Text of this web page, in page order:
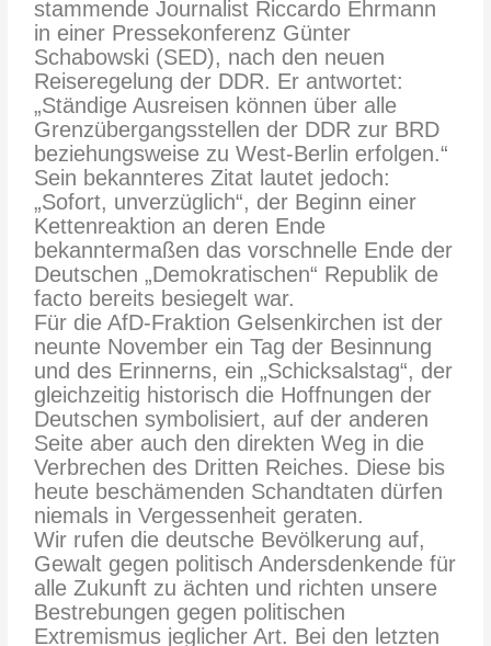
stammende Journalist Riccardo Ehrmann
in einer Pressekonferenz Günter
Schabowski (SED), nach den neuen
Reiseregelung der DDR. Er antwortet:
„Ständige Ausreisen können über alle
Grenzübergangsstellen der DDR zur BRD
beziehungsweise zu West-Berlin erfolgen.“
Sein bekannteres Zitat lautet jedoch:
„Sofort, unverzüglich“, der Beginn einer
Kettenreaktion an deren Ende
bekanntermaßen das vorschnelle Ende der
Deutschen „Demokratischen“ Republik de
facto bereits besiegelt war.
Für die AfD-Fraktion Gelsenkirchen ist der
neunte November ein Tag der Besinnung
und des Erinnerns, ein „Schicksalstag“, der
gleichzeitig historisch die Hoffnungen der
Deutschen symbolisiert, auf der anderen
Seite aber auch den direkten Weg in die
Verbrechen des Dritten Reiches. Diese bis
heute beschämenden Schandtaten dürfen
niemals in Vergessenheit geraten.
Wir rufen die deutsche Bevölkerung auf,
Gewalt gegen politisch Andersdenkende für
alle Zukunft zu ächten und richten unsere
Bestrebungen gegen politischen
Extremismus jeglicher Art. Bei den letzten